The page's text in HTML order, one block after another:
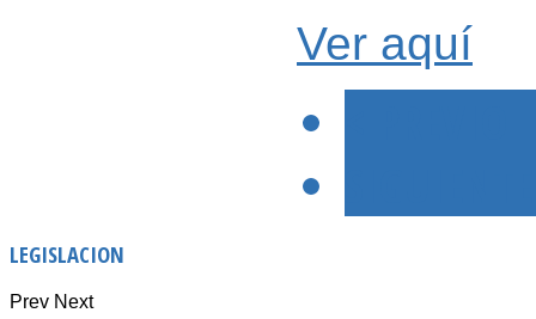
Ver aquí
LEGISLACION
Prev Next